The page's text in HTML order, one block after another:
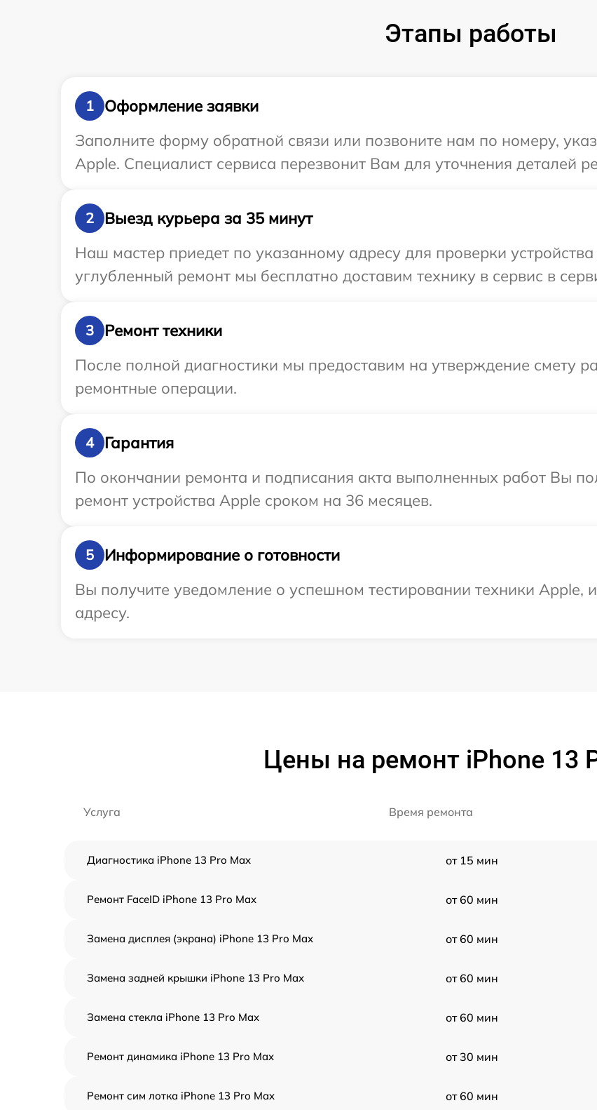
Этапы работы
1
Оформление заявки
Заполните форму обратной связи или позвоните нам по номеру,
Apple. Специалист сервиса перезвонит Вам для уточнения деталей
2
Выезд курьера за 35 минут
Наш мастер приедет по указанному адресу для проверки
углубленный ремонт мы бесплатно доставим технику в сервис в
3
Ремонт техники
После полной диагностики мы предоставим на утверждение смету
ремонтные операции.
4
Гарантия
По окончании ремонта и подписания акта выполненных работ Вы
ремонт устройства Apple сроком на 36 месяцев.
5
Информирование о готовности
Вы получите уведомление о успешном тестировании техники Apple,
адресу.
Цены на ремонт iPhone 13
Услуга Время ремонта
Диагностика iPhone 13 Pro Max от 15 мин
Ремонт FaceID iPhone 13 Pro Max от 60 мин
Замена дисплея (экрана) iPhone 13 Pro Max от 60 мин
Замена задней крышки iPhone 13 Pro Max от 60 мин
Замена стекла iPhone 13 Pro Max от 60 мин
Ремонт динамика iPhone 13 Pro Max от 30 мин
Ремонт сим лотка iPhone 13 Pro Max от 60 мин